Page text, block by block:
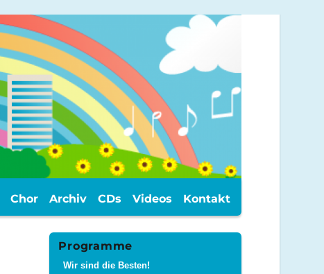
Chor Archiv CDs Videos Kontakt
Programme
Wir sind die Besten!